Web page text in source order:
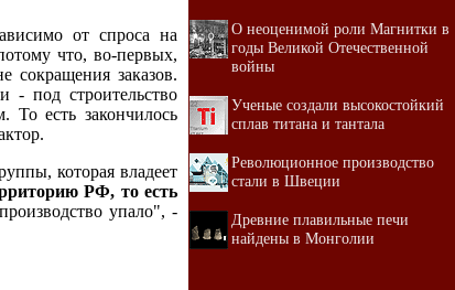
от спроса на
что, во-первых,
сокращения заказов.
- под строительство
То есть закончилось
которая владеет
РФ, то есть
упало", -
О неоценимой роли Магнитки в
годы Великой Отечественной
войны
Ученые создали высокостойкий
сплав титана и тантала
Революционное производство
стали в Швеции
Древние плавильные печи
найдены в Монголии